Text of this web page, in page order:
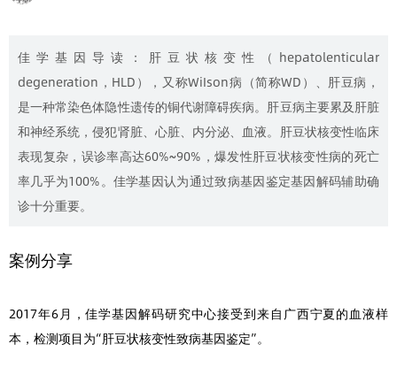
佳学基因导读：肝豆状核变性（hepatolenticular
degeneration，HLD），又称WiIson病（简称WD）、肝豆病，
是一种常染色体隐性遗传的铜代谢障碍疾病。肝豆病主要累及肝脏
和神经系统，侵犯肾脏、心脏、内分泌、血液。肝豆状核变性临床
表现复杂，误诊率高达60%~90%，爆发性肝豆状核变性病的死亡
率几乎为100%。佳学基因认为通过致病基因鉴定基因解码辅助确
诊十分重要。
案例分享
2017年6月，佳学基因解码研究中心接受到来自广西宁夏的血液样
本，检测项目为“肝豆状核变性致病基因鉴定”。